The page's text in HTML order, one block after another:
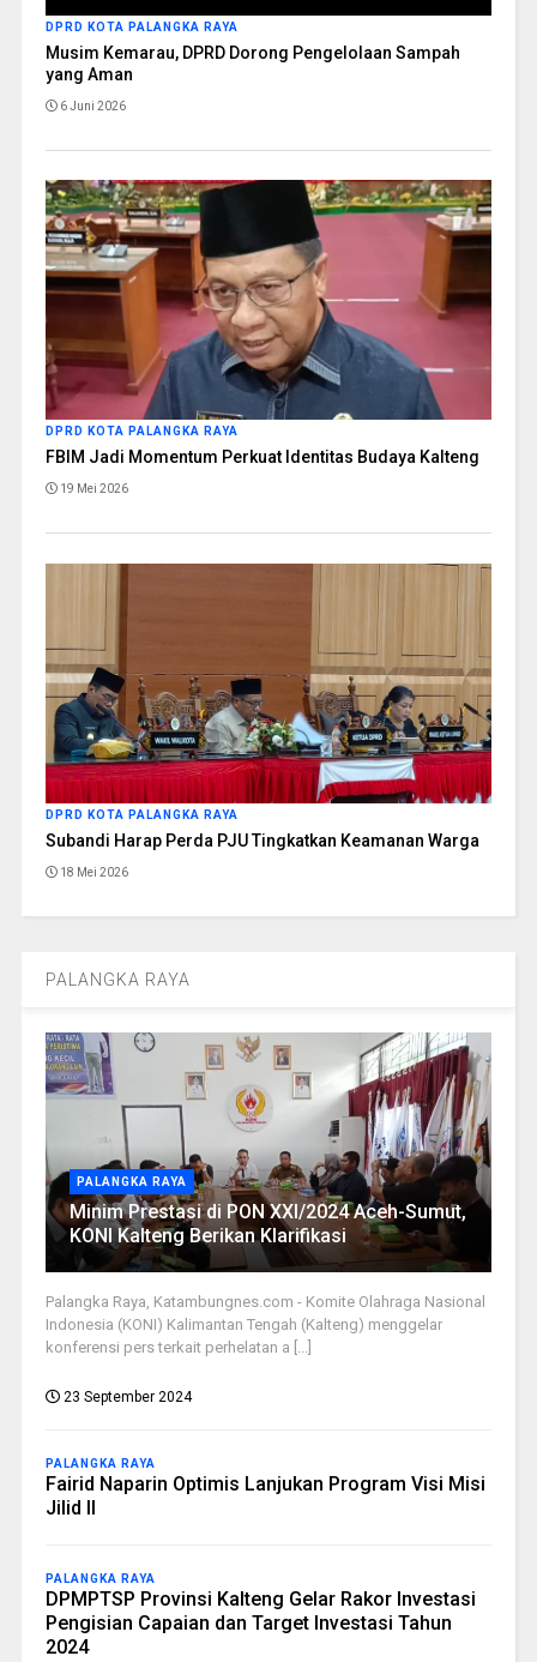
DPRD KOTA PALANGKA RAYA
Musim Kemarau, DPRD Dorong Pengelolaan Sampah
yang Aman
6 Juni 2026
DPRD KOTA PALANGKA RAYA
FBIM Jadi Momentum Perkuat Identitas Budaya Kalteng
19 Mei 2026
DPRD KOTA PALANGKA RAYA
Subandi Harap Perda PJU Tingkatkan Keamanan Warga
18 Mei 2026
PALANGKA RAYA
PALANGKA RAYA
Minim Prestasi di PON XXI/2024 Aceh-Sumut,
KONI Kalteng Berikan Klarifikasi
Palangka Raya, Katambungnes.com - Komite Olahraga Nasional
Indonesia (KONI) Kalimantan Tengah (Kalteng) menggelar
konferensi pers terkait perhelatan a [...]
23 September 2024
PALANGKA RAYA
Fairid Naparin Optimis Lanjukan Program Visi Misi
Jilid II
PALANGKA RAYA
DPMPTSP Provinsi Kalteng Gelar Rakor Investasi
Pengisian Capaian dan Target Investasi Tahun
2024